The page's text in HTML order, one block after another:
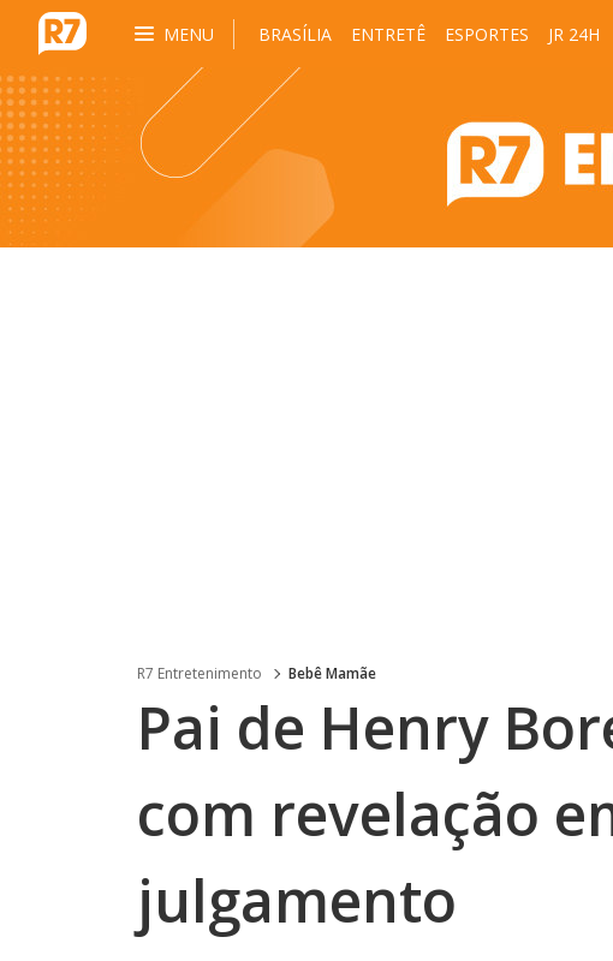
MENU BRASÍLIA ENTRETÊ ESPORTES JR 24H
R7 Entretenimento Bebê Mamãe
Pai de Henry
com revelação
julgamento